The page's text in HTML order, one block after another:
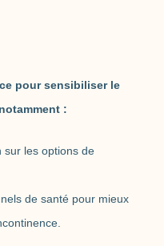
pour sensibiliser le
:
sur les options de
de santé pour mieux